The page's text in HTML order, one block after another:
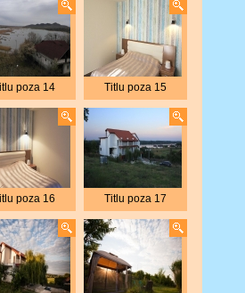
poza 14 Titlu poza 15
poza 16 Titlu poza 17